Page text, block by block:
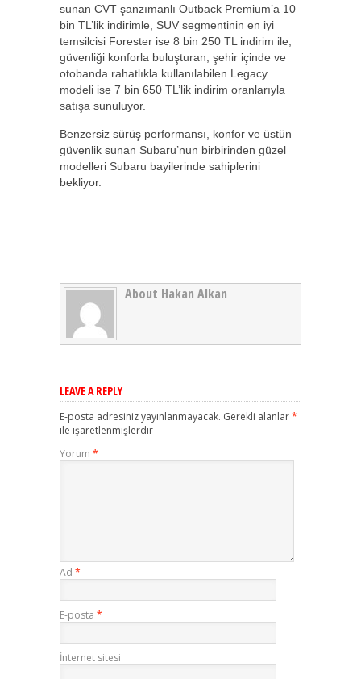
sunan CVT şanzımanlı Outback Premium’a 10
bin TL’lik indirimle, SUV segmentinin en iyi
temsilcisi Forester ise 8 bin 250 TL indirim ile,
güvenliği konforla buluşturan, şehir içinde ve
otobanda rahatlıkla kullanılabilen Legacy
modeli ise 7 bin 650 TL’lik indirim oranlarıyla
satışa sunuluyor.
Benzersiz sürüş performansı, konfor ve üstün
güvenlik sunan Subaru’nun birbirinden güzel
modelleri Subaru bayilerinde sahiplerini
bekliyor.
About Hakan Alkan
LEAVE A REPLY
E-posta adresiniz yayınlanmayacak. Gerekli alanlar*
ile işaretlenmişlerdir
Yorum *
Ad *
E-posta *
İnternet sitesi